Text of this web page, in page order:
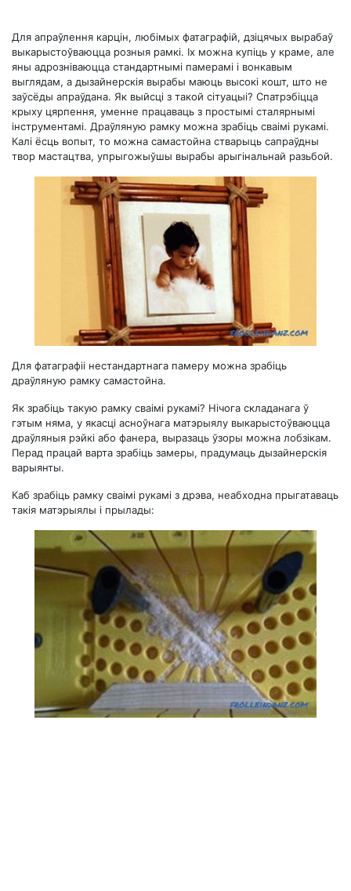
Для апраўлення карцін, любімых фатаграфій, дзіцячых вырабаў
выкарыстоўваюцца розныя рамкі. Іх можна купіць у краме, але
яны адрозніваюцца стандартнымі памерамі і вонкавым
выглядам, а дызайнерскія вырабы маюць высокі кошт, што не
заўсёды апраўдана. Як выйсці з такой сітуацыі? Спатрэбіцца
крыху цярпення, уменне працаваць з простымі сталярнымі
інструментамі. Драўляную рамку можна зрабіць сваімі рукамі.
Калі ёсць вопыт, то можна самастойна стварыць сапраўдны
твор мастацтва, упрыгожыўшы вырабы арыгінальнай разьбой.
Для фатаграфіі нестандартнага памеру можна зрабіць
драўляную рамку самастойна.
Як зрабіць такую ​​рамку сваімі рукамі? Нічога складанага ў
гэтым няма, у якасці асноўнага матэрыялу выкарыстоўваюцца
драўляныя рэйкі або фанера, выразаць ўзоры можна лобзікам.
Перад працай варта зрабіць замеры, прадумаць дызайнерскія
варыянты.
Каб зрабіць рамку сваімі рукамі з дрэва, неабходна прыгатаваць
такія матэрыялы і прылады: